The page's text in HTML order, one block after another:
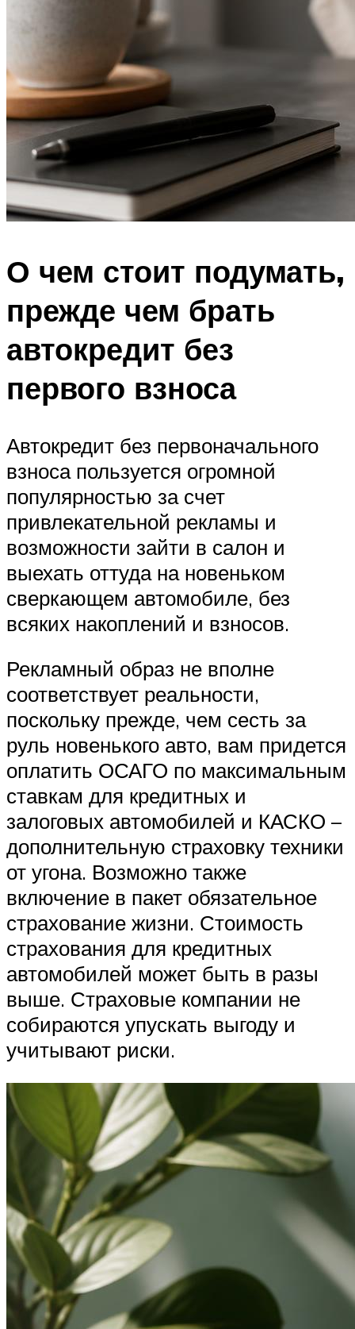
О чем стоит подумать,
прежде чем брать
автокредит без
первого взноса
Автокредит без первоначального
взноса пользуется огромной
популярностью за счет
привлекательной рекламы и
возможности зайти в салон и
выехать оттуда на новеньком
сверкающем автомобиле, без
всяких накоплений и взносов.
Рекламный образ не вполне
соответствует реальности,
поскольку прежде, чем сесть за
руль новенького авто, вам придется
оплатить ОСАГО по максимальным
ставкам для кредитных и
залоговых автомобилей и КАСКО –
дополнительную страховку техники
от угона. Возможно также
включение в пакет обязательное
страхование жизни. Стоимость
страхования для кредитных
автомобилей может быть в разы
выше. Страховые компании не
собираются упускать выгоду и
учитывают риски.